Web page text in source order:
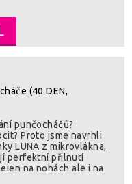
Punčocháče
Všitý klínek v kalhotkové
pohodlí a příjemné
guma, drží jak
(40 DEN,
punčocháčů?
Proto jsme navrhli
LUNA z mikrovlákna,
perfektní přilnutí
na nohách ale i na